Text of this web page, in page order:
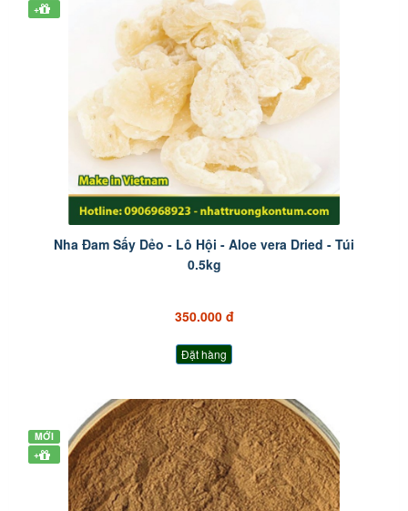
+
Nha Đam Sấy Dẻo - Lô Hội - Aloe vera Dried - Túi
0.5kg
350.000 đ
Đặt hàng
MỚI
+